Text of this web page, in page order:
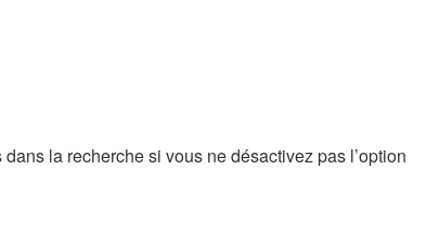
la recherche si vous ne désactivez pas l’option